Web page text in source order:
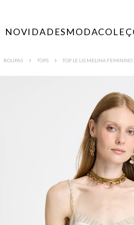
NOVIDADESMODA
ROUPAS TOPS TOP LE LIS MELINA FEMININO